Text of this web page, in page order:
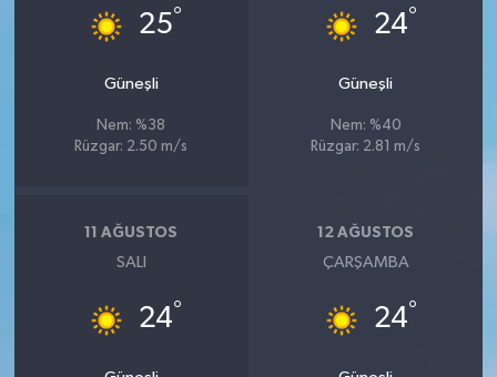
25°
Güneşli
Nem: %38
Rüzgar: 2.50 m/s
24°
Güneşli
Nem: %40
Rüzgar: 2.81 m/s
11 AĞUSTOS
SALI
24°
12 AĞUSTOS
ÇARŞAMBA
24°